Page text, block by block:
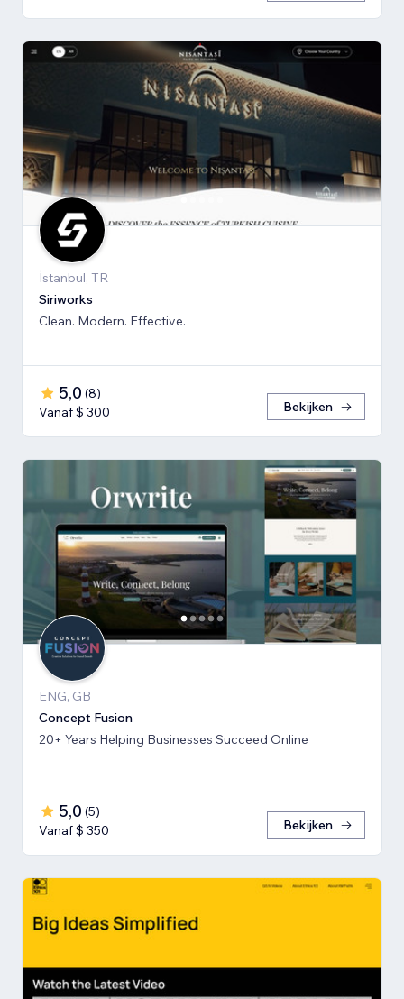
İstanbul, TR
Siriworks
Clean. Modern. Effective.
5,0 (8)
Vanaf $ 300
Bekijken
ENG, GB
Concept Fusion
20+ Years Helping Businesses Succeed Online
5,0 (5)
Vanaf $ 350
Bekijken